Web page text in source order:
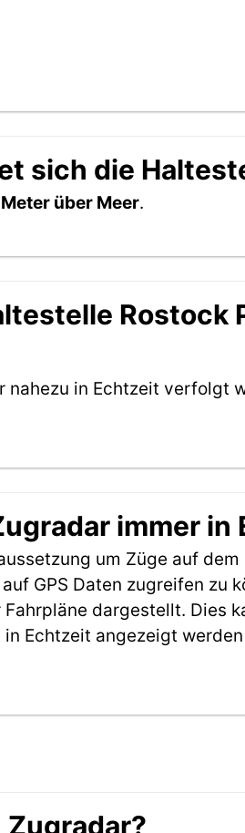
sich die
über Meer.
in Echtzeit verfolgt
immer
um Züge auf
GPS Daten zugreifen zu
dargestellt. Dies
Echtzeit angezeigt